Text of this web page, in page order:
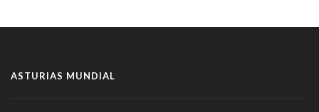
ASTURIAS MUNDIAL